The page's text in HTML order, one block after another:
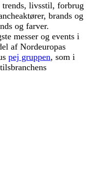
livsstil, forbrug
brands og
og farver.
messer og events i
af Nordeuropas
pej gruppen, som i